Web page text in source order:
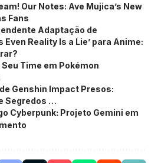
Our Notes: Ave Mujica’s New
Fans
Adaptação de
Even Reality Is a Lie’ para Anime:
Seu Time em Pokémon
Genshin Impact Presos:
Segredos …
Cyberpunk: Projeto Gemini em